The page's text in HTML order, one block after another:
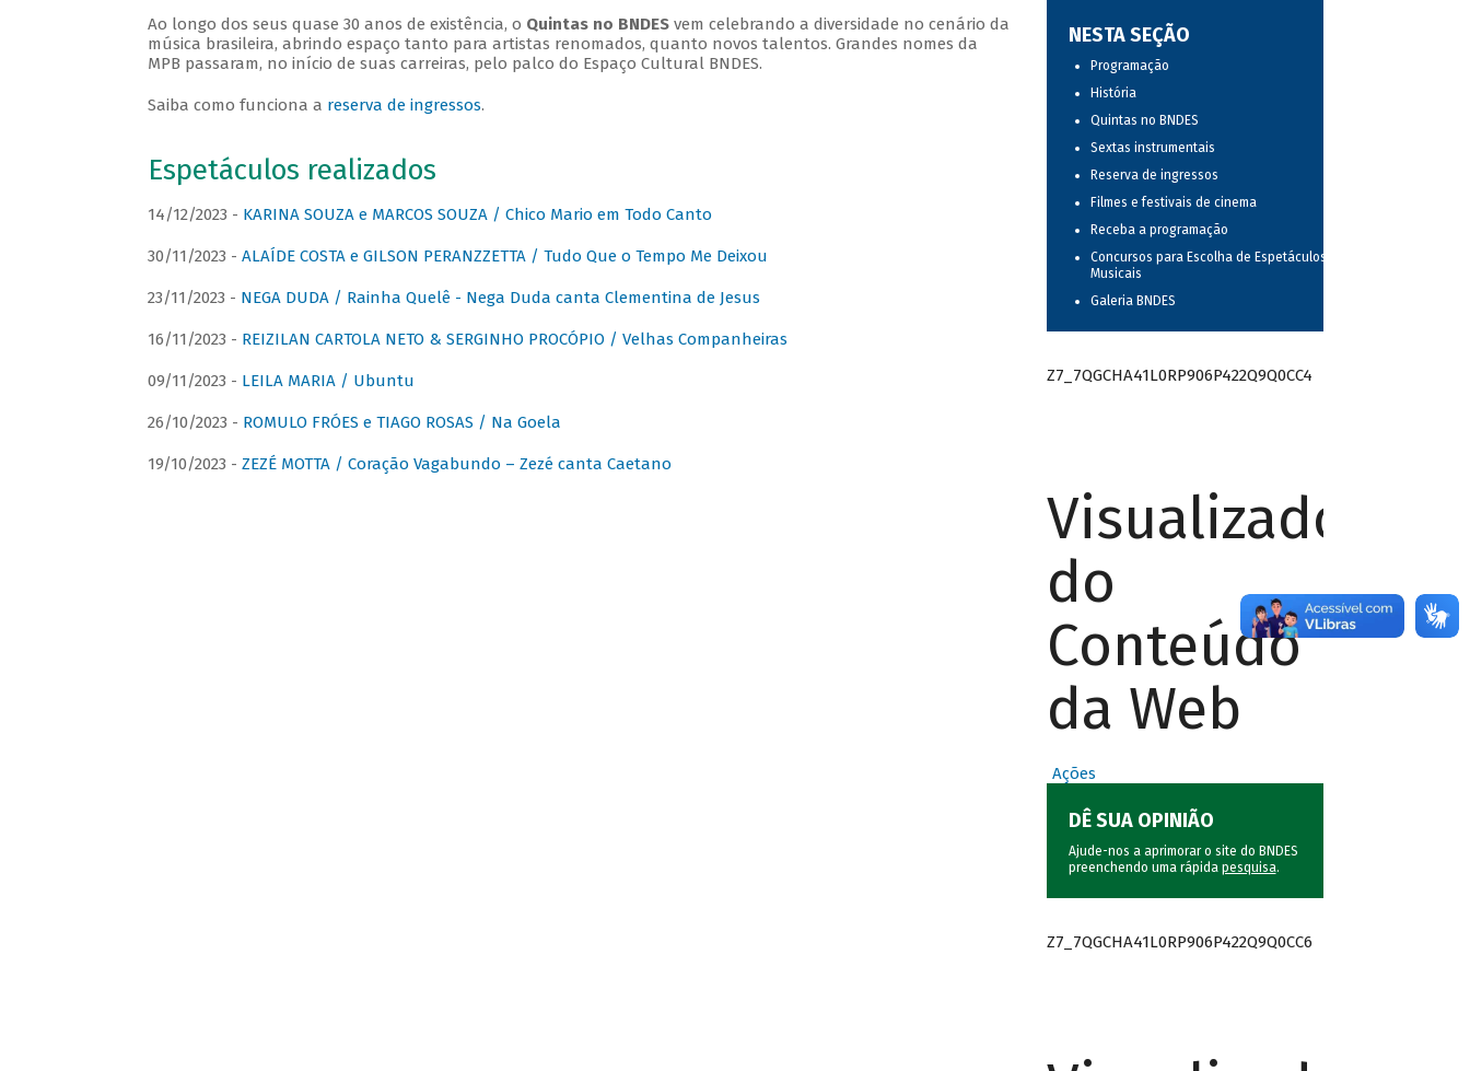
Ao longo dos seus quase 30 anos de existência, o Quintas no BNDESvem celebrando a diversidade no cenário da
música brasileira, abrindo espaço tanto para artistas renomados, quanto novos talentos. Grandes nomes da
MPB passaram, no início de suas carreiras, pelo palco do Espaço Cultural BNDES.
Saiba como funciona a reserva de ingressos.
Espetáculos realizados
14/12/2023 - KARINA SOUZA e MARCOS SOUZA / Chico Mario em Todo Canto
30/11/2023 - ALAÍDE COSTA e GILSON PERANZZETTA / Tudo Que o Tempo Me Deixou
23/11/2023 - NEGA DUDA / Rainha Quelê - Nega Duda canta Clementina de Jesus
16/11/2023 - REIZILAN CARTOLA NETO & SERGINHO PROCÓPIO / Velhas Companheiras
09/11/2023 - LEILA MARIA / Ubuntu
26/10/2023 - ROMULO FRÓES e TIAGO ROSAS / Na Goela
19/10/2023 - ZEZÉ MOTTA / Coração Vagabundo – Zezé canta Caetano
NESTA SEÇÃO
Programação
História
Quintas no BNDES
Sextas instrumentais
Reserva de ingressos
Filmes e festivais de cinema
Receba a programação
Concursos para Escolha de Espetáculos
Musicais
Galeria BNDES
Z7_7QGCHA41L0RP906P422Q9Q0CC4
Visualizador
do
Conteúdo
da Web
Ações
DÊ SUA OPINIÃO
Ajude-nos a aprimorar o site do BNDES
preenchendo uma rápida pesquisa.
Z7_7QGCHA41L0RP906P422Q9Q0CC6